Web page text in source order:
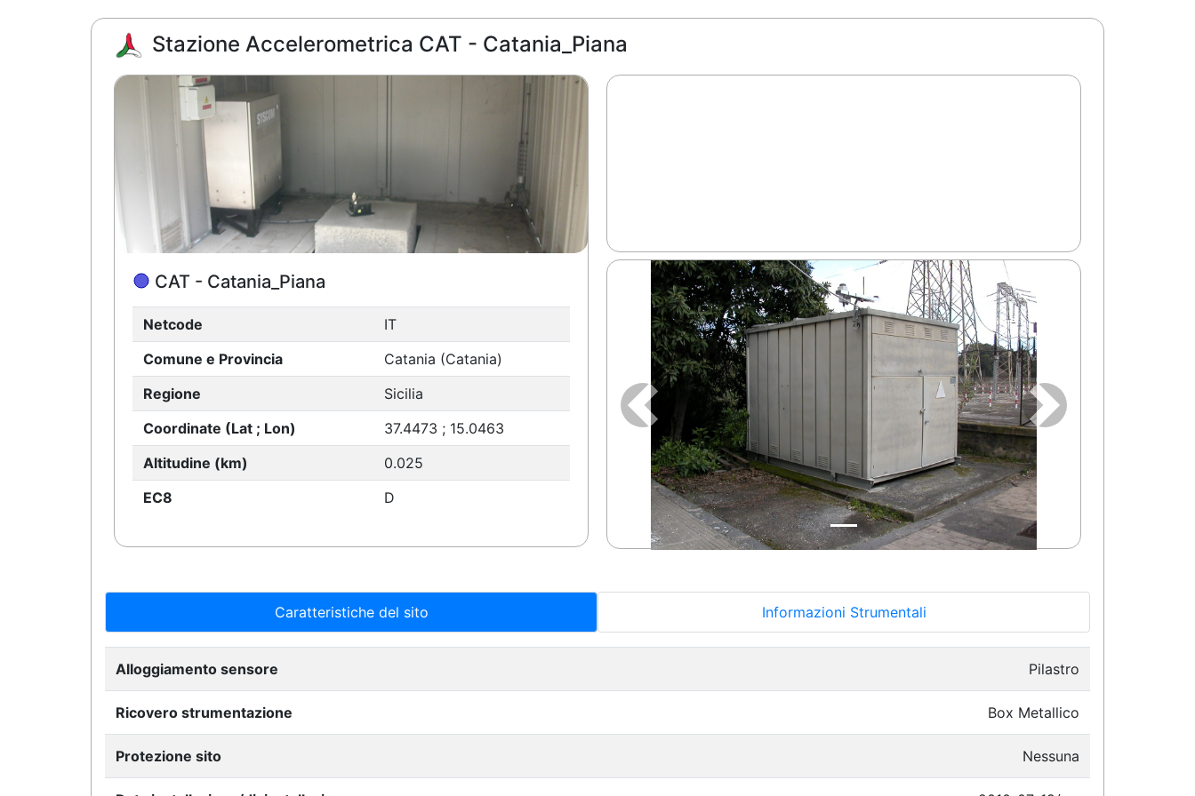
Stazione Accelerometrica CAT - Catania_Piana
CAT - Catania_Piana
Netcode
IT
Comune e Provincia
Catania (Catania)
Regione
Sicilia
Coordinate (Lat ; Lon)
37.4473 ; 15.0463
Altitudine (km)
0.025
EC8
D
Precedente Successivo
Caratteristiche del sito Informazioni Strumentali
Alloggiamento sensore Pilastro
Ricovero strumentazione Box Metallico
Protezione sito Nessuna